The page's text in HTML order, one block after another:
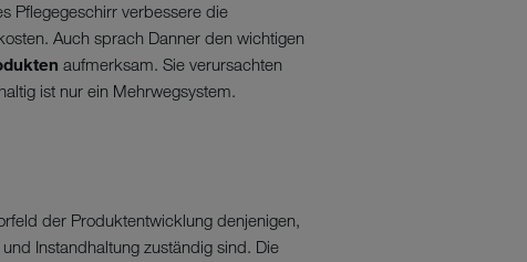
Pflegegeschirr verbessere die
Auch sprach Danner den wichtigen
aufmerksam. Sie verursachten
ist nur ein Mehrwegsystem.
der Produktentwicklung denjenigen,
Instandhaltung zuständig sind. Die